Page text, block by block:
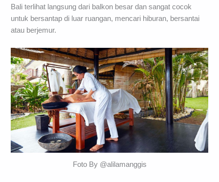
Bali terlihat langsung dari balkon besar dan sangat cocok
untuk bersantap di luar ruangan, mencari hiburan, bersantai
atau berjemur.
Foto By @alilamanggis